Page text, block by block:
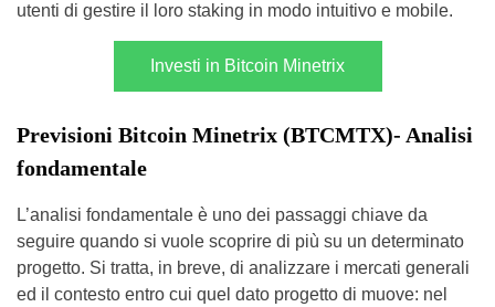
utenti di gestire il loro staking in modo intuitivo e mobile.
Investi in Bitcoin Minetrix
Previsioni Bitcoin Minetrix (BTCMTX)- Analisi
fondamentale
L’analisi fondamentale è uno dei passaggi chiave da
seguire quando si vuole scoprire di più su un determinato
progetto. Si tratta, in breve, di analizzare i mercati generali
ed il contesto entro cui quel dato progetto di muove: nel